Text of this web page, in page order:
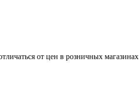
от цен в розничных магазинах